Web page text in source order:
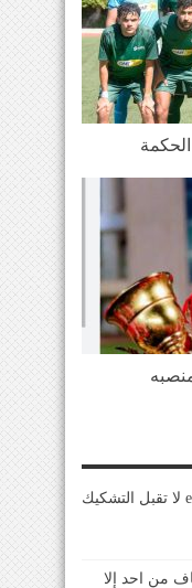
مصداقية elmaestrosport لا تقبل التشكيك
من احد إلا